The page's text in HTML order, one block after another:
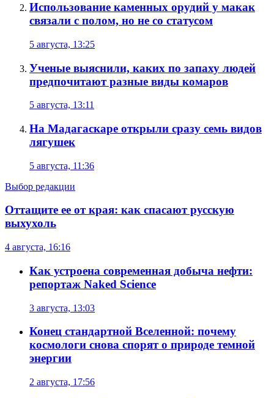
Использование каменных орудий у макак
связали с полом, но не со статусом
5 августа, 13:25
Ученые выяснили, каких по запаху людей
предпочитают разные виды комаров
5 августа, 13:11
На Мадагаскаре открыли сразу семь видов
лягушек
5 августа, 11:36
Выбор редакции
Оттащите ее от края: как спасают русскую
выхухоль
4 августа, 16:16
Как устроена современная добыча нефти:
репортаж Naked Science
3 августа, 13:03
Конец стандартной Вселенной: почему
космологи снова спорят о природе темной
энергии
2 августа, 17:56